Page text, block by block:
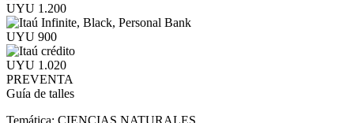
UYU 1.200
UYU 900
UYU 1.020
PREVENTA
Guía de talles
Temática: CIENCIAS NATURALES